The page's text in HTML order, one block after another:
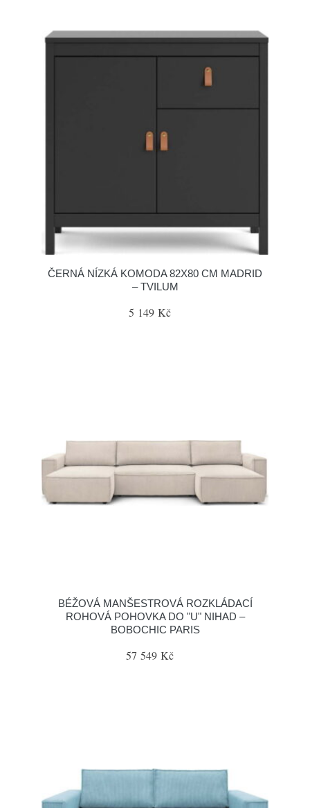
ČERNÁ NÍZKÁ KOMODA 82X80 CM MADRID
– TVILUM
5 149 Kč
BÉŽOVÁ MANŠESTROVÁ ROZKLÁDACÍ
ROHOVÁ POHOVKA DO "U" NIHAD –
BOBOCHIC PARIS
57 549 Kč